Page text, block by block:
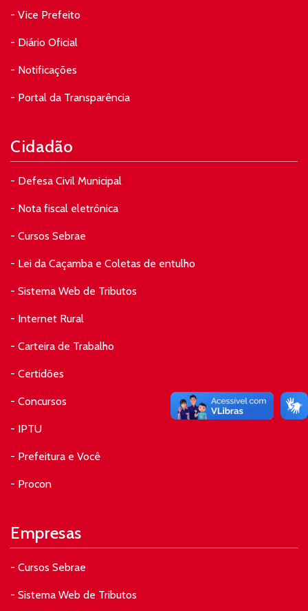
- Vice Prefeito
- Diário Oficial
- Notificações
- Portal da Transparência
Cidadão
- Defesa Civil Municipal
- Nota fiscal eletrônica
- Cursos Sebrae
- Lei da Caçamba e Coletas de entulho
- Sistema Web de Tributos
- Internet Rural
- Carteira de Trabalho
- Certidões
- Concursos
- IPTU
- Prefeitura e Você
- Procon
Empresas
- Cursos Sebrae
- Sistema Web de Tributos